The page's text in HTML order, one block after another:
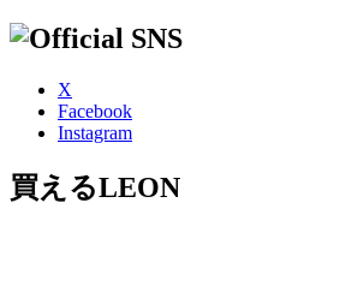
X
Facebook
Instagram
買えるLEON